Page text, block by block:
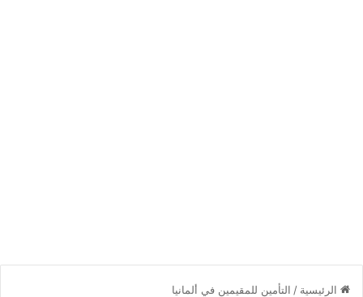
الرئيسية / التأمين للمقيمين في ألمانيا